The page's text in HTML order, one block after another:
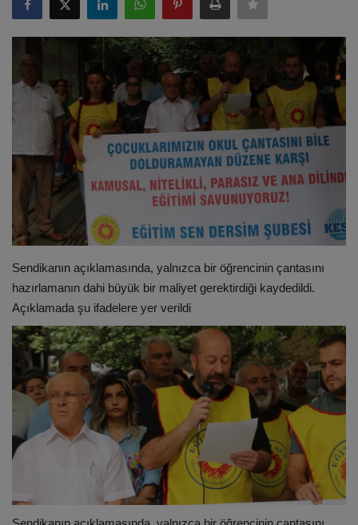
SAĞLIK VE YAŞAM TARZI
YEMEK
SPOR
SEYAHAT
EĞİTİM
GALERİ
VİDEO
Sendikanın açıklamasında, yalnızca bir öğrencinin çantasını
hazırlamanın dahi büyük bir maliyet gerektirdiği kaydedildi.
Açıklamada şu ifadelere yer verildi